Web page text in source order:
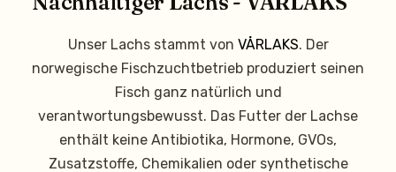
Unser Lachs stammt von VÅRLAKS. Der
norwegische Fischzuchtbetrieb produziert seinen
Fisch ganz natürlich und
verantwortungsbewusst. Das Futter der Lachse
enthält keine Antibiotika, Hormone, GVOs,
Zusatzstoffe, Chemikalien oder synthetische